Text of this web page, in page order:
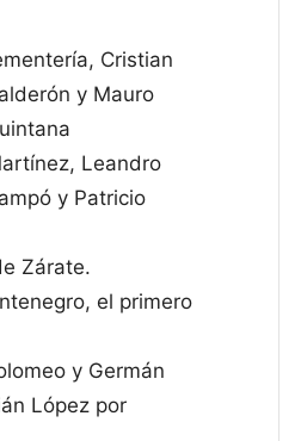
Cristian
y Mauro
Leandro
y Patricio
Zárate.
el primero
y Germán
López por